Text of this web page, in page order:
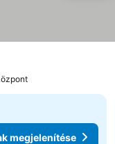
megjelenítése